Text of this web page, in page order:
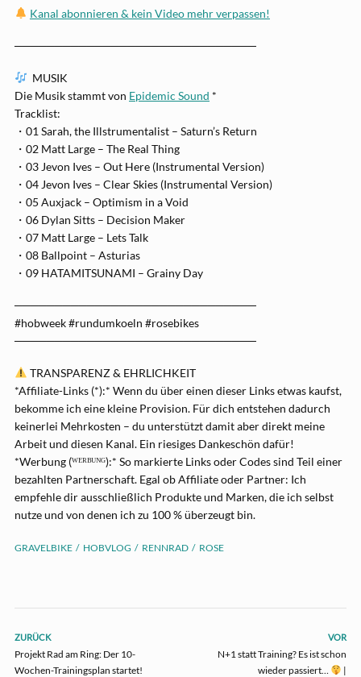
Kanal abonnieren & kein Video mehr verpassen!
──────────────────────────────
MUSIK
Die Musik stammt von Epidemic Sound *
Tracklist:
・01 Sarah, the Illstrumentalist – Saturn’s Return
・02 Matt Large – The Real Thing
・03 Jevon Ives – Out Here (Instrumental Version)
・04 Jevon Ives – Clear Skies (Instrumental Version)
・05 Auxjack – Optimism in a Void
・06 Dylan Sitts – Decision Maker
・07 Matt Large – Lets Talk
・08 Ballpoint – Asturias
・09 HATAMITSUNAMI – Grainy Day
──────────────────────────────
#hobweek #rundumkoeln #rosebikes
──────────────────────────────
TRANSPARENZ & EHRLICHKEIT
*Affiliate-Links (*):* Wenn du über einen dieser Links etwas kaufst,
bekomme ich eine kleine Provision. Für dich entstehen dadurch
keinerlei Mehrkosten – du unterstützt damit aber direkt meine
Arbeit und diesen Kanal. Ein riesiges Dankeschön dafür!
*Werbung (ᵂᴱᴿᴮᵁᴺᴳ):* So markierte Links oder Codes sind Teil einer
bezahlten Partnerschaft. Egal ob Affiliate oder Partner: Ich
empfehle dir ausschließlich Produkte und Marken, die ich selbst
nutze und von denen ich zu 100 % überzeugt bin.
GRAVELBIKE HOBVLOG RENNRAD ROSE
ZURÜCK
Projekt Rad am Ring: Der 10-
Wochen-Trainingsplan startet!
VOR
N+1 statt Training? Es ist schon
wieder passiert…
|